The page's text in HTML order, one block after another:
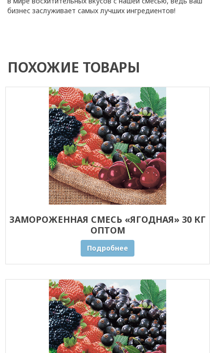
бизнес заслуживает самых лучших ингредиентов!
ПОХОЖИЕ ТОВАРЫ
ЗАМОРОЖЕННАЯ СМЕСЬ «ЯГОДНАЯ» 30 КГ
ОПТОМ
Подробнее